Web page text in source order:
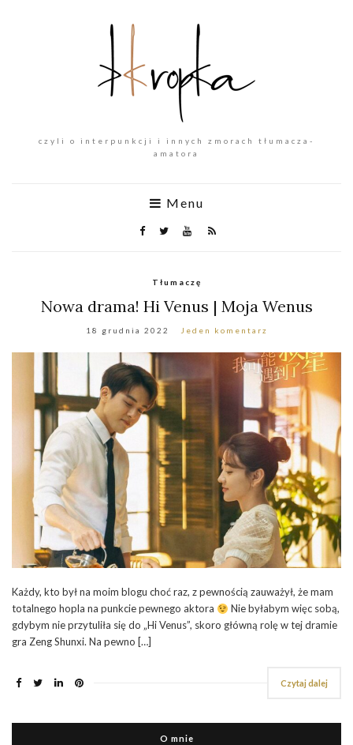
czyli o interpunkcji i innych zmorach tłumacza-
amatora
Menu
Tłumaczę
Nowa drama! Hi Venus | Moja Wenus
18 grudnia 2022 Jeden komentarz
Każdy, kto był na moim blogu choć raz, z pewnością zauważył, że mam
totalnego hopla na punkcie pewnego aktora
Nie byłabym więc sobą,
gdybym nie przytuliła się do „Hi Venus”, skoro główną rolę w tej dramie
gra Zeng Shunxi. Na pewno […]
Czytaj dalej
O mnie